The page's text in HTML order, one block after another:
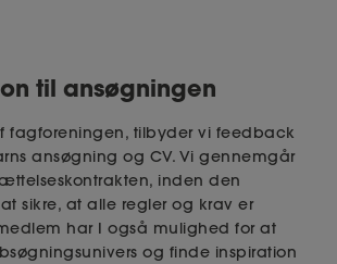
have en pause på mindst 30
daglige arbejdstid overstiger 4,5
fridøgn. Heraf skal ét fridøgn
til ansøgningen
fagforeningen, tilbyder vi feedback
ansøgning og CV. Vi gennemgår
inden den
sikre, at alle regler og krav er
har I også mulighed for at
og finde inspiration